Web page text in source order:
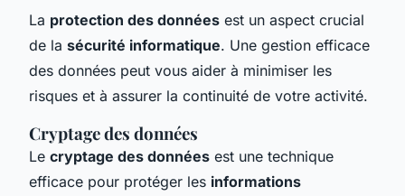
La protection des données est un aspect crucial
de la sécurité informatique. Une gestion efficace
des données peut vous aider à minimiser les
risques et à assurer la continuité de votre activité.
Cryptage des données
Le cryptage des données est une technique
efficace pour protéger les informations